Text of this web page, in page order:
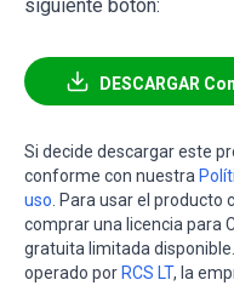
siguiente botón:
DESCARGAR
Si decide descargar este
conforme con nuestra
uso . Para usar el
comprar una licencia para
gratuita limitada
operado por RCS LT, la